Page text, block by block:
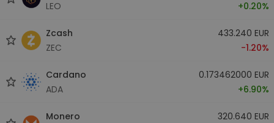
LEO
+0.20%
Zcash
ZEC
433.240 EUR
-1.20%
Cardano
ADA
0.173462000 EUR
+6.90%
Monero
320.640 EUR